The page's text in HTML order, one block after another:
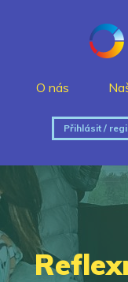
O nás
Přihlásit /